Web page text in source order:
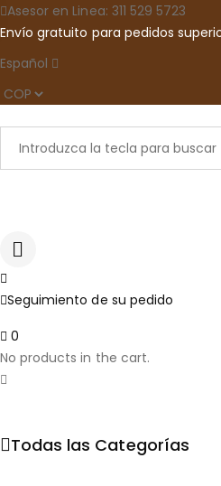
Asesor en Linea: 311 529 5723
Envío gratuito para pedidos
Español
Seguimiento de su pedido
0
No products in the cart.
Todas las Categorías